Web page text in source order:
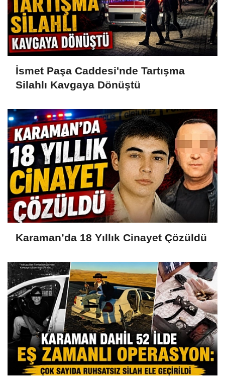
İsmet Paşa Caddesi'nde Tartışma
Silahlı Kavgaya Dönüştü
Karaman’da 18 Yıllık Cinayet Çözüldü